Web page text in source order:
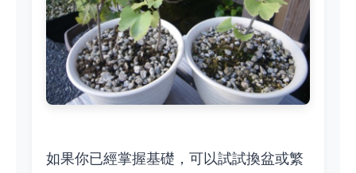
如果你已經掌握基礎，可以試試換盆或繁